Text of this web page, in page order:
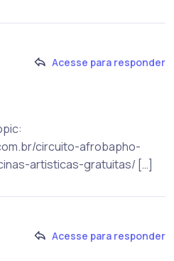
Acesse para responder
circuito-afrobapho-
artisticas-gratuitas/ […]
Acesse para responder